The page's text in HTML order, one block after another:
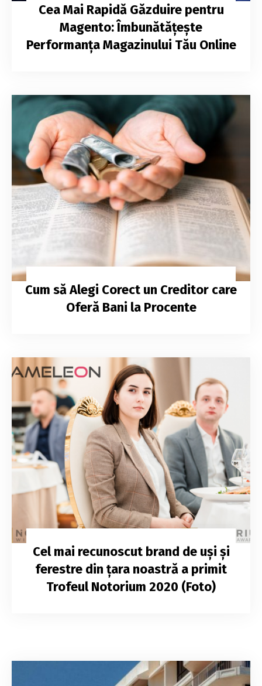
Cea Mai Rapidă Găzduire pentru
Magento: Îmbunătățește
Performanța Magazinului Tău Online
Cum să Alegi Corect un Creditor care
Oferă Bani la Procente
Cel mai recunoscut brand de uși și
ferestre din țara noastră a primit
Trofeul Notorium 2020 (Foto)